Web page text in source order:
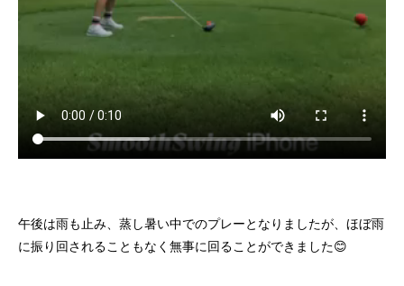
午後は雨も止み、蒸し暑い中でのプレーとなりましたが、ほぼ雨
に振り回されることもなく無事に回ることができました😊